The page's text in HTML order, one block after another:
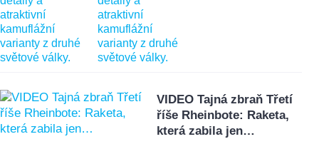
VIDEO Tajná zbraň Třetí
říše Rheinbote: Raketa,
která zabila jen…